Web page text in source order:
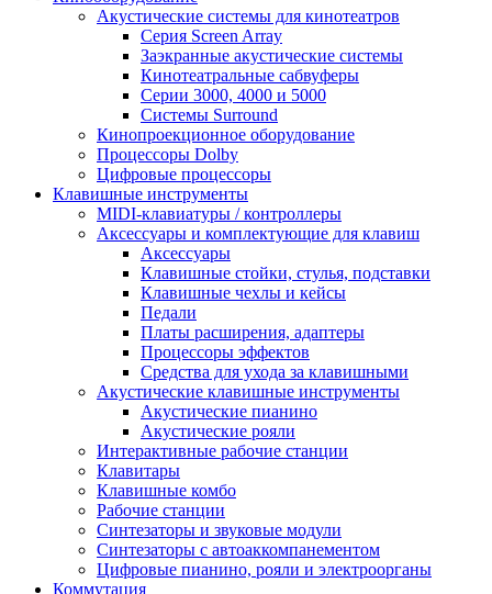
Акустические системы для кинотеатров
Cерия Screen Array
Заэкранные акустические системы
Кинотеатральные сабвуферы
Серии 3000, 4000 и 5000
Системы Surround
Кинопроекционное оборудование
Процессоры Dolby
Цифровые процессоры
Клавишные инструменты
MIDI-клавиатуры / контроллеры
Аксессуары и комплектующие для клавиш
Аксессуары
Клавишные стойки, стулья, подставки
Клавишные чехлы и кейсы
Педали
Платы расширения, адаптеры
Процессоры эффектов
Средства для ухода за клавишными
Акустические клавишные инструменты
Акустические пианино
Акустические рояли
Интерактивные рабочие станции
Клавитары
Клавишные комбо
Рабочие станции
Синтезаторы и звуковые модули
Синтезаторы с автоаккомпанементом
Цифровые пианино, рояли и электроорганы
Коммутация